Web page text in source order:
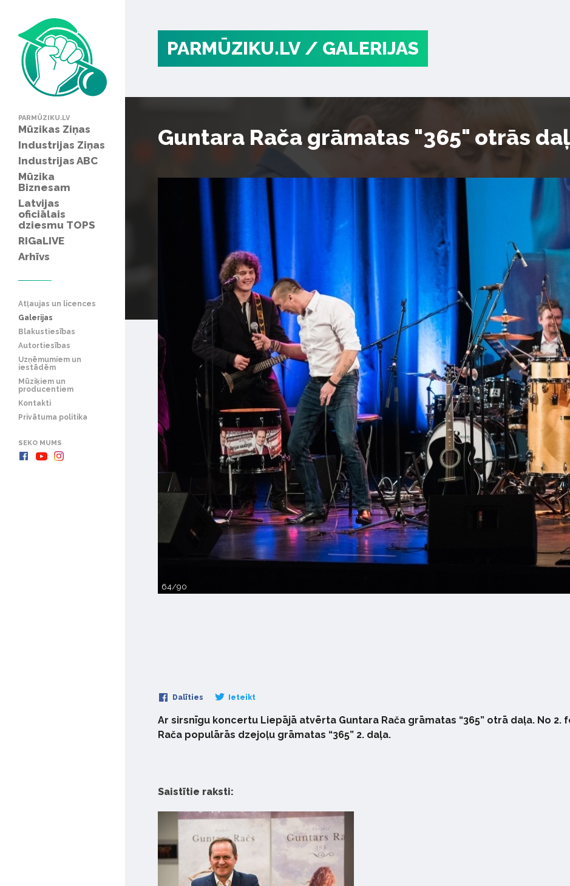
PARMŪZIKU.LV
Mūzikas Ziņas
Industrijas Ziņas
Industrijas ABC
Mūzika
Biznesam
Latvijas
oficiālais
dziesmu TOPS
RIGaLIVE
Arhīvs
Atļaujas un licences
Galerijas
Blakustiesības
Autortiesības
Uzņēmumiem un
iestādēm
Mūziķiem un
producentiem
Kontakti
Privātuma politika
SEKO MUMS
PARMŪZIKU.LV / GALERIJAS
Guntara Rača grāmatas "365" otrās
64/90
Dalīties Ieteikt
Ar sirsnīgu koncertu Liepājā atvērta Guntara Rača grāmatas “365” otrā daļa. No
Rača populārās dzejoļu grāmatas “365” 2. daļa.
Saistītie raksti: